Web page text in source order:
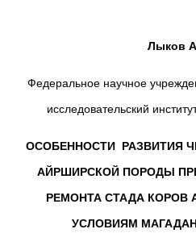
Лыков
Федеральное научное
исследовательский
ОСОБЕННОСТИ РАЗВИТИЯ
АЙРШИРСКОЙ ПОРОДЫ
РЕМОНТА СТАДА КОРОВ
УСЛОВИЯМ